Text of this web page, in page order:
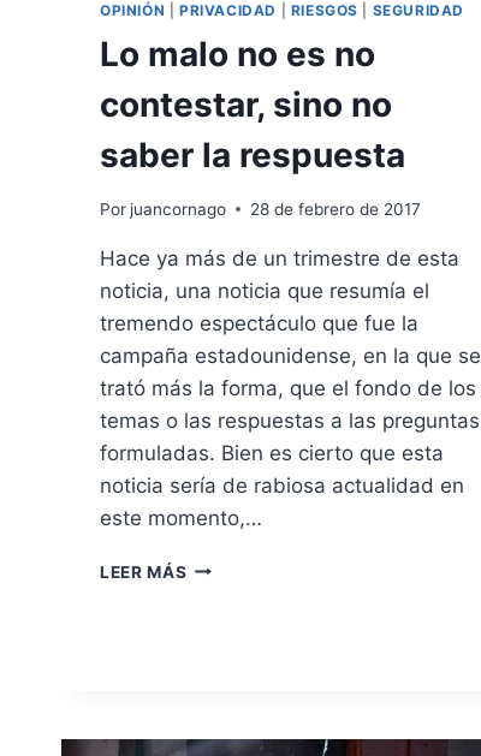
OPINIÓN
PRIVACIDAD RIESGOS SEGURIDAD
Lo malo no es no
contestar, sino no
saber la respuesta
Por juancornago 28 de febrero de 2017
Hace ya más de un trimestre de esta
noticia, una noticia que resumía el
tremendo espectáculo que fue la
campaña estadounidense, en la que se
trató más la forma, que el fondo de los
temas o las respuestas a las preguntas
formuladas. Bien es cierto que esta
noticia sería de rabiosa actualidad en
este momento,…
LEER MÁS LO
NO